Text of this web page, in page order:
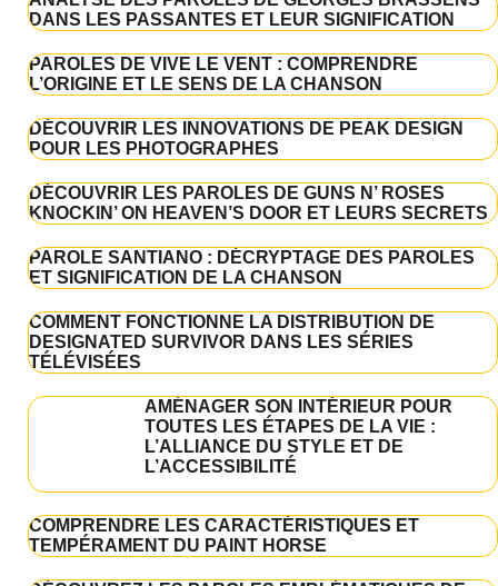
DANS LES PASSANTES ET LEUR SIGNIFICATION
PAROLES DE VIVE LE VENT : COMPRENDRE
L’ORIGINE ET LE SENS DE LA CHANSON
DÉCOUVRIR LES INNOVATIONS DE PEAK DESIGN
POUR LES PHOTOGRAPHES
DÉCOUVRIR LES PAROLES DE GUNS N’ ROSES
KNOCKIN’ ON HEAVEN’S DOOR ET LEURS SECRETS
PAROLE SANTIANO : DÉCRYPTAGE DES PAROLES
ET SIGNIFICATION DE LA CHANSON
COMMENT FONCTIONNE LA DISTRIBUTION DE
DESIGNATED SURVIVOR DANS LES SÉRIES
TÉLÉVISÉES
AMÉNAGER SON INTÉRIEUR POUR
TOUTES LES ÉTAPES DE LA VIE :
L’ALLIANCE DU STYLE ET DE
L’ACCESSIBILITÉ
COMPRENDRE LES CARACTÉRISTIQUES ET
TEMPÉRAMENT DU PAINT HORSE